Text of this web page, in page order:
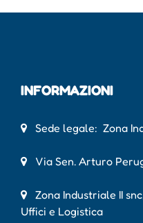
INFORMAZIONI
Sede legale: Zona
Via Sen. Arturo
Zona Industriale II
Uffici e Logistica